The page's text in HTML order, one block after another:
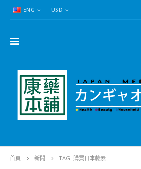
ENG USD
首頁 新聞 TAG -購買日本藤素